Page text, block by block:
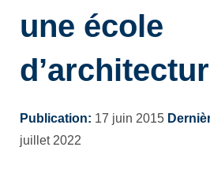
une école
Publication: 17 juin 2015
juillet 2022